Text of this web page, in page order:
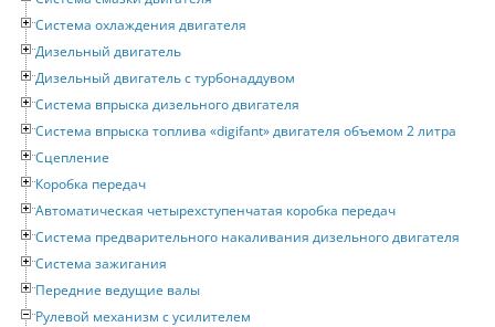
Система охлаждения двигателя
Дизельный двигатель
Дизельный двигатель с турбонаддувом
Система впрыска дизельного двигателя
Система впрыска топлива «digifant» двигателя объемом 2 литра
Сцепление
Коробка передач
Автоматическая четырехступенчатая коробка передач
Система предварительного накаливания дизельного двигателя
Система зажигания
Передние ведущие валы
Рулевой механизм с усилителем